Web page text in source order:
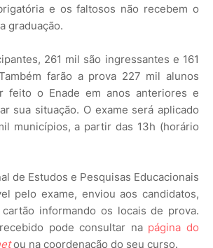
e os faltosos não recebem o
graduação.
261 mil são ingressantes e 161
farão a prova 227 mil alunos
feito o Enade em anos anteriores e
sua situação. O exame será aplicado
municípios, a partir das 13h (horário
de Estudos e Pesquisas Educacionais
pelo exame, enviou aos candidatos,
informando os locais de prova.
pode consultar na página do
ou na coordenação do seu curso.